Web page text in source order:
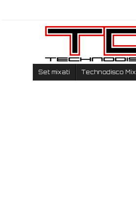
Set mixati Technodisco Mix